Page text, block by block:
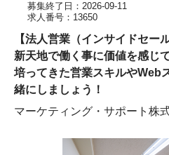
募集終了日：2026-09-11
求人番号：13650
【法人営業（インサイドセー
新天地で働く事に価値を感じ
培ってきた営業スキルやWeb
緒にしましょう！
マーケティング・サポート株